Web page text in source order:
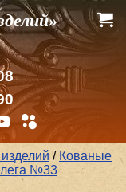
/ Кованые
№33